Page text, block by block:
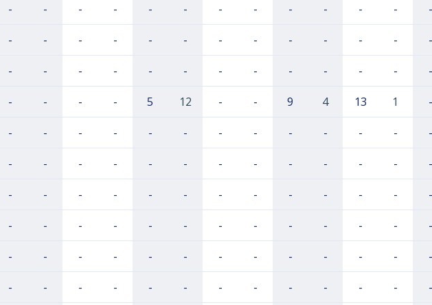
- - - - - - - - - - - - -
- - - - - - - - - - - - -
- - - - - - - - - - - - -
- - - - 5 12 - - 9 4 13 1 -
- - - - - - - - - - - - -
- - - - - - - - - - - - -
- - - - - - - - - - - - -
- - - - - - - - - - - - -
- - - - - - - - - - - - -
- - - - - - - - - - - - -